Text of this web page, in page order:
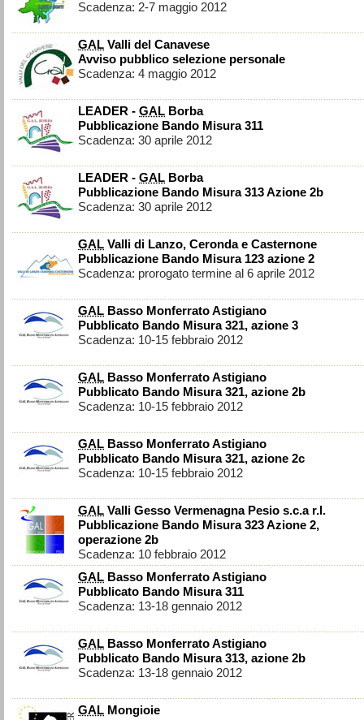
Scadenza: 2-7 maggio 2012
GAL Valli del Canavese
Avviso pubblico selezione personale
Scadenza: 4 maggio 2012
LEADER - GAL Borba
Pubblicazione Bando Misura 311
Scadenza: 30 aprile 2012
LEADER - GAL Borba
Pubblicazione Bando Misura 313 Azione 2b
Scadenza: 30 aprile 2012
GAL Valli di Lanzo, Ceronda e Casternone
Pubblicazione Bando Misura 123 azione 2
Scadenza: prorogato termine al 6 aprile 2012
GAL Basso Monferrato Astigiano
Pubblicato Bando Misura 321, azione 3
Scadenza: 10-15 febbraio 2012
GAL Basso Monferrato Astigiano
Pubblicato Bando Misura 321, azione 2b
Scadenza: 10-15 febbraio 2012
GAL Basso Monferrato Astigiano
Pubblicato Bando Misura 321, azione 2c
Scadenza: 10-15 febbraio 2012
GAL Valli Gesso Vermenagna Pesio s.c.a r.l.
Pubblicazione Bando Misura 323 Azione 2,
operazione 2b
Scadenza: 10 febbraio 2012
GAL Basso Monferrato Astigiano
Pubblicato Bando Misura 311
Scadenza: 13-18 gennaio 2012
GAL Basso Monferrato Astigiano
Pubblicato Bando Misura 313, azione 2b
Scadenza: 13-18 gennaio 2012
GAL Mongioie